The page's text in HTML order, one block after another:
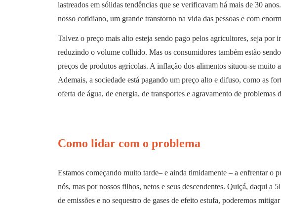
lastreados em sólidas tendências que se verificavam há mais de 30
nosso cotidiano, um grande transtorno na vida das pessoas e com
Talvez o preço mais alto esteja sendo pago pelos agricultores, seja por
reduzindo o volume colhido. Mas os consumidores também estão
preços de produtos agrícolas. A inflação dos alimentos situou-se muito
Ademais, a sociedade está pagando um preço alto e difuso, como as
oferta de água, de energia, de transportes e agravamento de problemas
Como lidar com o problema
Estamos começando muito tarde– e ainda timidamente – a enfrentar o
nós, mas por nossos filhos, netos e seus descendentes. Quiçá, daqui a
de emissões e no sequestro de gases de efeito estufa, poderemos